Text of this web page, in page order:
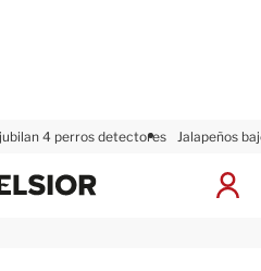
4 perros detectores Jalapeños
I
x